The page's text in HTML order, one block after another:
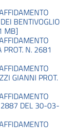
BENTIVOGLIO
MB]
PROT. N. 2681
GIANNI PROT.
2887 DEL 30-03-